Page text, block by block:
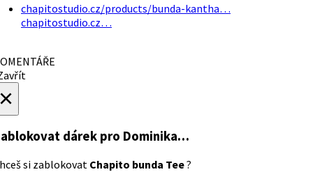
chapitostudio.cz/products/bunda-kantha…
chapitostudio.cz…
dárek pro Dominika…
si zablokovat Chapito bunda Tee?